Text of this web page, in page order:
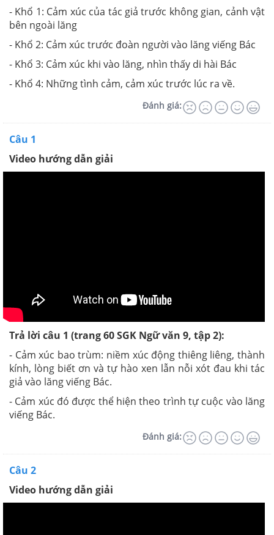
- Khổ 1: Cảm xúc của tác giả trước không gian, cảnh vật
bên ngoài lăng
- Khổ 2: Cảm xúc trước đoàn người vào lăng viếng Bác
- Khổ 3: Cảm xúc khi vào lăng, nhìn thấy di hài Bác
- Khổ 4: Những tình cảm, cảm xúc trước lúc ra về.
Đánh giá:
Câu 1
Video hướng dẫn giải
Trả lời câu 1 (trang 60 SGK Ngữ văn 9, tập 2):
- Cảm xúc bao trùm: niềm xúc động thiêng liêng, thành
kính, lòng biết ơn và tự hào xen lẫn nỗi xót đau khi tác
giả vào lăng viếng Bác.
- Cảm xúc đó được thể hiện theo trình tự cuộc vào lăng
viếng Bác.
Đánh giá:
Câu 2
Video hướng dẫn giải